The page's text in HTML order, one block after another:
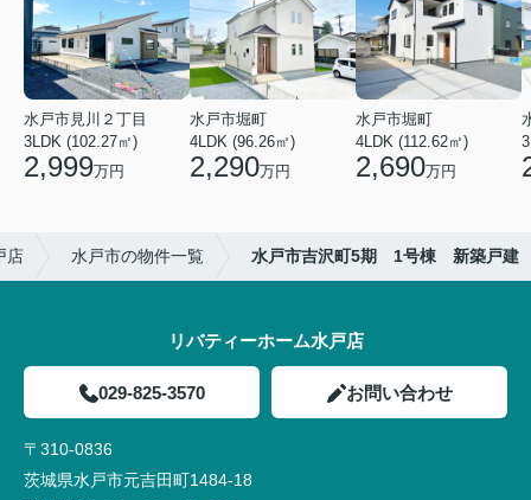
水戸市見川２丁目
3LDK (102.27㎡)
2,999万円
水戸市堀町
4LDK (96.26㎡)
2,290万円
水戸市堀町
4LDK (112.62㎡)
2,690万円
店 水戸市の物件一覧 水戸市吉沢町5期 1号棟 新築戸建
リバティーホーム水戸店
029-825-3570 お問い合わせ
〒310-0836
茨城県水戸市元吉田町1484-18